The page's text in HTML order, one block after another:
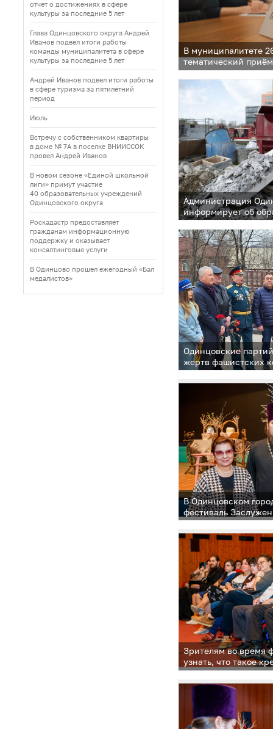
отчет о достижениях в сфере
культуры за последние 5 лет
Глава Одинцовского округа Андрей
Иванов подвел итоги работы
команды муниципалитета в сфере
культуры за последние 5 лет
Андрей Иванов подвел итоги работы
в сфере туризма за пятилетний
период
Июль
Встречу с собственником квартиры
в доме № 7А в поселке ВНИИССОК
провел Андрей Иванов
В новом сезоне «Единой школьной
лиги» примут участие
40 образовательных учреждений
Одинцовского округа
Роскадастр предоставляет
гражданам информационную
поддержку и оказывает
консалтинговые услуги
В Одинцово прошел ежегодный «Бал
медалистов»
В муниципалитете
тематический
поддержки
Администрация
информирует об
со строительными
на стройплощадках
Одинцовские
жертв фашистских
В Одинцовском
фестиваль
Натальи
Зрителям во время
узнать, что такое
верующие
шествие с иконой